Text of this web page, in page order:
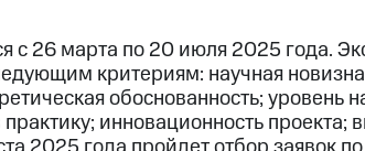
с 26 марта по 20 июля 2025 года.
критериям: научная
обоснованность; уровень
инновационность проекта;